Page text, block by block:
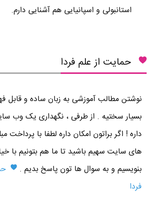
استانبولی و اسپانیایی هم آشنایی دارم.
حمایت از علم فردا
نوشتن مطالب آموزشی به زبان ساده و قابل
بسیار سختیه . از طرفی ، نگهداری یک وب
داره ! اگر براتون امکان داره لطفا با پرداخت
های سایت سهیم باشید تا ما هم بتونیم با
بنویسیم و به سوال ها تون پاسخ بدیم .
فردا